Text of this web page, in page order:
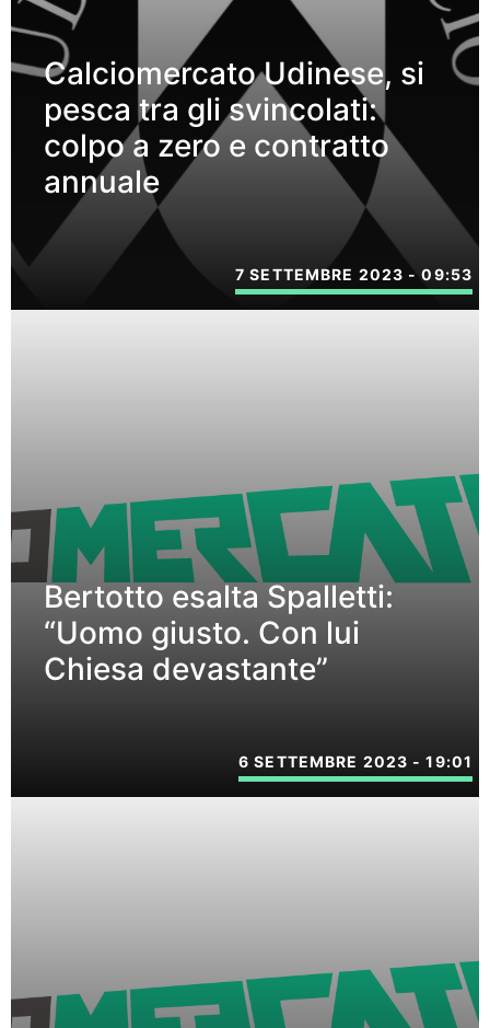
Calciomercato Udinese, si
pesca tra gli svincolati:
colpo a zero e contratto
annuale
7 SETTEMBRE 2023 - 09:53
Bertotto esalta Spalletti:
“Uomo giusto. Con lui
Chiesa devastante”
6 SETTEMBRE 2023 - 19:01